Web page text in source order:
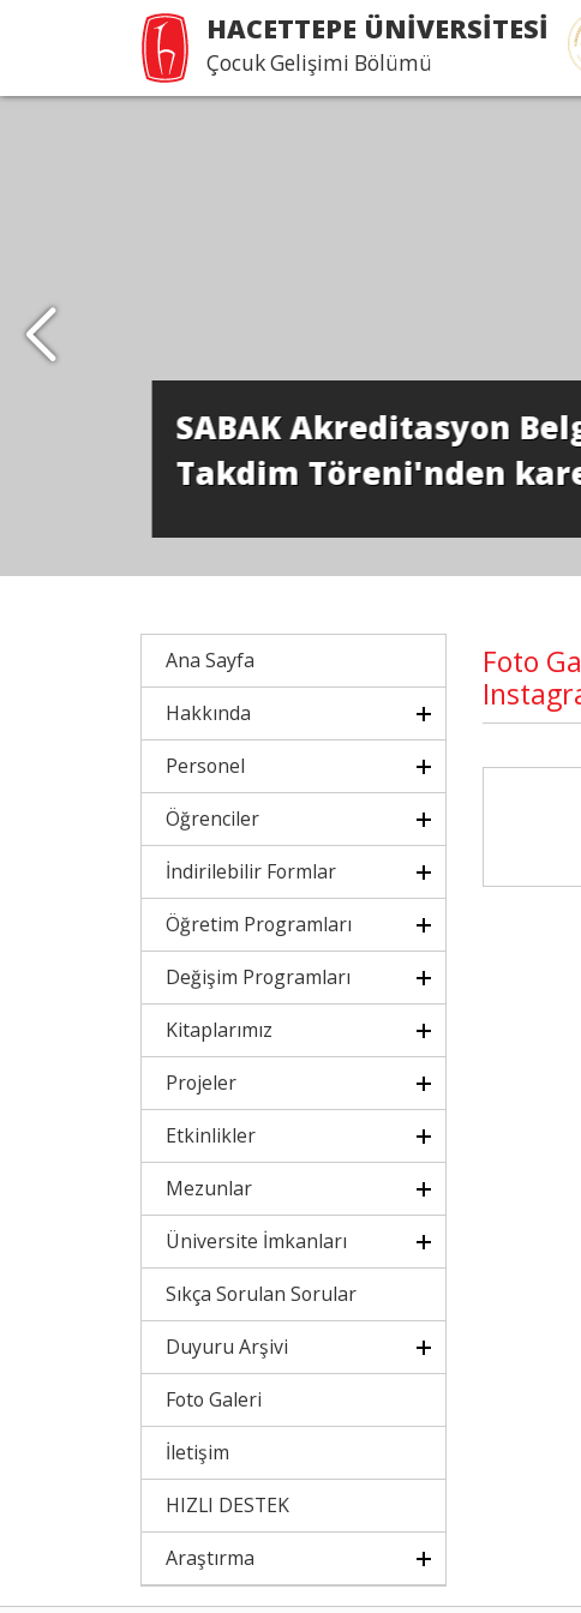
HACETTEPE ÜNİVERSİTESİ
Çocuk Gelişimi Bölümü
SABAK Akreditasyon
Takdim Töreni'nden
Ana Sayfa
Hakkında
Personel
Öğrenciler
İndirilebilir Formlar
Öğretim Programları
Değişim Programları
Kitaplarımız
Projeler
Etkinlikler
Mezunlar
Üniversite İmkanları
Sıkça Sorulan Sorular
Duyuru Arşivi
Foto Galeri
İletişim
HIZLI DESTEK
Araştırma
Foto